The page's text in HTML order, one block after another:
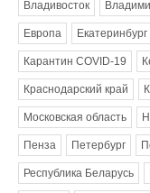
Владивосток
Европа Екатеринбург
Карантин COVID-19
Краснодарский край
Московская область
Пенза Петербург
Республика Беларусь